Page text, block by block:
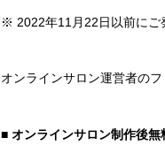
※ 2022年11月22日以前にご
オンラインサロン運営者の
■ オンラインサロン制作後